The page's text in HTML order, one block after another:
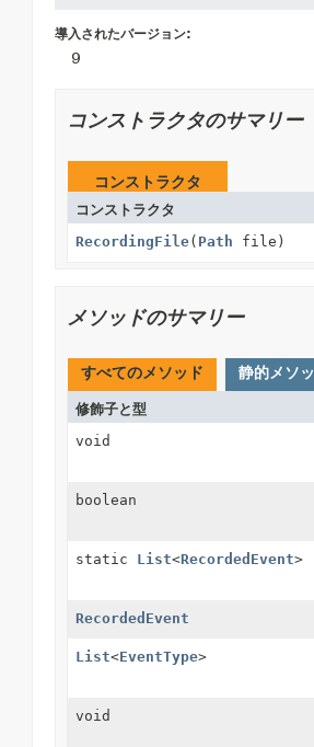
導入されたバージョン:
9
コンストラクタのサマリー
コンストラクタ
コンストラクタ
RecordingFile( Path file)
メソッドのサマリー
すべてのメソッド 静的メソ
修飾子と型
void
boolean
static List<RecordedEvent>
RecordedEvent
List<EventType>
void